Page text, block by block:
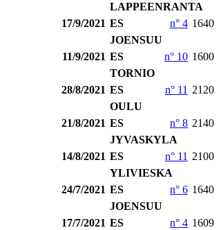
LAPPEENRANTA
17/9/2021 ES n° 4 1640
JOENSUU
11/9/2021 ES n° 10 1600
TORNIO
28/8/2021 ES n° 11 2120
OULU
21/8/2021 ES n° 8 2140
JYVASKYLA
14/8/2021 ES n° 11 2100
YLIVIESKA
24/7/2021 ES n° 6 1640
JOENSUU
17/7/2021 ES n° 4 1609